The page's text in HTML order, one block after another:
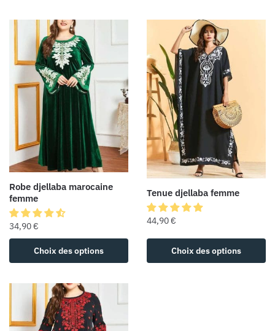
Robe djellaba marocaine
femme
34,90€
Choix des options
Tenue djellaba femme
44,90€
Choix des options